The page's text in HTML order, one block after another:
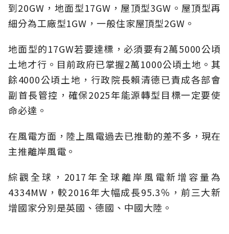
到20GW，地面型17GW，屋頂型3GW。屋頂型再
細分為工廠型1GW，一般住家屋頂型2GW。
地面型的17GW若要達標，必須要有2萬5000公頃
土地才行。目前政府已掌握2萬1000公頃土地。其
餘4000公頃土地，行政院長賴清德已責成各部會
副首長管控，確保2025年能源轉型目標一定要使
命必達。
在風電方面，陸上風電過去已推動的差不多，現在
主推離岸風電。
綜觀全球，2017年全球離岸風電新增容量為
4334MW，較2016年大幅成長95.3％，前三大新
增國家分別是英國、德國、中國大陸。